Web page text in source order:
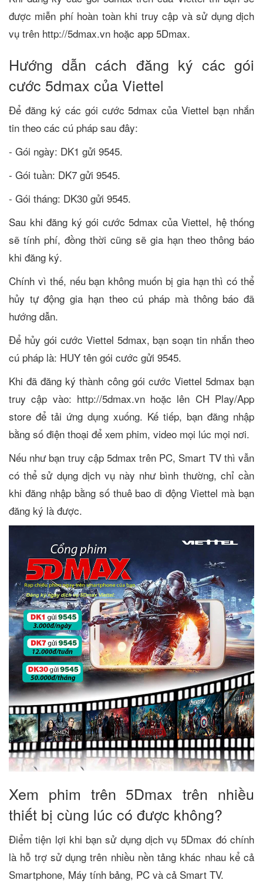
được miễn phí hoàn toàn khi truy cập và sử dụng dịch
vụ trên http://5dmax.vn hoặc app 5Dmax.
Hướng dẫn cách đăng ký các gói
cước 5dmax của Viettel
Để đăng ký các gói cước 5dmax của Viettel bạn nhắn
tin theo các cú pháp sau đây:
- Gói ngày: DK1 gửi 9545.
- Gói tuần: DK7 gửi 9545.
- Gói tháng: DK30 gửi 9545.
Sau khi đăng ký gói cước 5dmax của Viettel, hệ thống
sẽ tính phí, đồng thời cũng sẽ gia hạn theo thông báo
khi đăng ký.
Chính vì thế, nếu bạn không muốn bị gia hạn thì có thể
hủy tự động gia hạn theo cú pháp mà thông báo đã
hướng dẫn.
Để hủy gói cước Viettel 5dmax, bạn soạn tin nhắn theo
cú pháp là: HUY tên gói cước gửi 9545.
Khi đã đăng ký thành công gói cước Viettel 5dmax bạn
truy cập vào: http://5dmax.vn hoặc lên CH Play/App
store để tải ứng dụng xuống. Kế tiếp, bạn đăng nhập
bằng số điện thoại để xem phim, video mọi lúc mọi nơi.
Nếu như bạn truy cập 5dmax trên PC, Smart TV thì vẫn
có thể sử dụng dịch vụ này như bình thường, chỉ cần
khi đăng nhập bằng số thuê bao di động Viettel mà bạn
đăng ký là được.
Xem phim trên 5Dmax trên nhiều
thiết bị cùng lúc có được không?
Điểm tiện lợi khi bạn sử dụng dịch vụ 5Dmax đó chính
là hỗ trợ sử dụng trên nhiều nền tảng khác nhau kể cả
Smartphone, Máy tính bảng, PC và cả Smart TV.